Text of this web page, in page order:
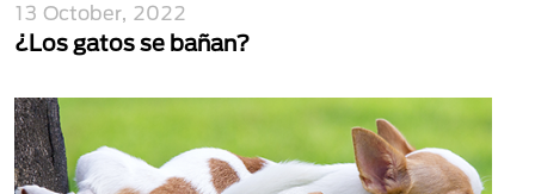
13 October, 2022
¿Los gatos se bañan?